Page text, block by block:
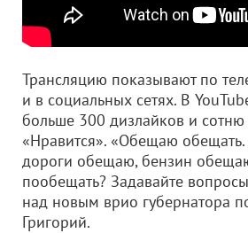
Трансляцию показывают по
и в социальных сетях. В
больше 300 дизлайков и сотню
«Нравится». «Обещаю
дороги обещаю, бензин
пообещать? Задавайте
над новым врио губернатора
Григорий.